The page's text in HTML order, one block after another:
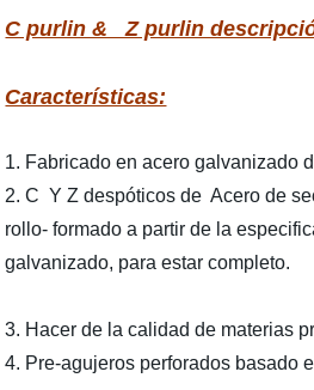
C purlin & Z purlin
Características:
1. Fabricado en acero galvanizado
2. C Y Z despóticos de Acero de
rollo- formado a partir de la
galvanizado, para estar completo.
3. Hacer de la calidad de materias
4. Pre-agujeros perforados basado